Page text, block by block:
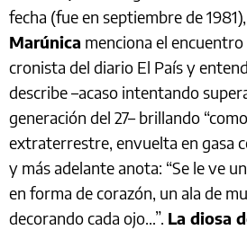
fecha (fue en septiembre de
Marúnica menciona el
cronista del diario El País y
describe –acaso intentando
generación del 27– brillando
extraterrestre, envuelta en gasa
y más adelante anota: “Se le ve
en forma de corazón, un ala de
decorando cada ojo…”. La diosa